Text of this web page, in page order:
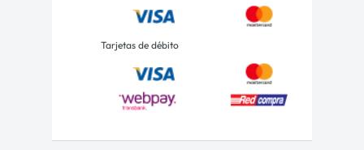
Tarjetas de débito